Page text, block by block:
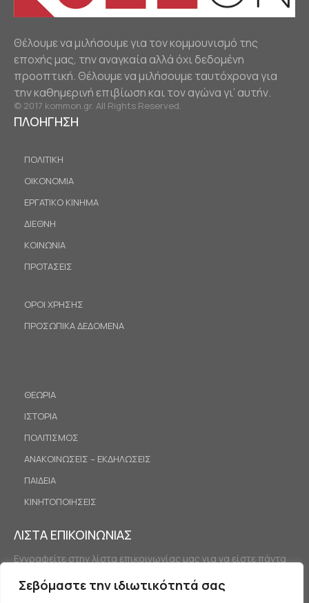
Σεβόμαστε την ιδιωτικότητά σας
Θέλουμε να μιλήσουμε για τον κομμουνισμό της
εποχής μας, την αναγκαία αλλά όχι δεδομένη
προοπτική. Θέλουμε να μιλήσουμε ταυτόχρονα για
την καθημερινή επιβίωση και τον αγώνα γι’ αυτήν.
© 2017 kommon.gr. All Rights Reserved.
ΠΛΟΗΓΗΣΗ
ΠΟΛΙΤΙΚΗ
ΟΙΚΟΝΟΜΙΑ
ΕΡΓΑΤΙΚΟ ΚΙΝΗΜΑ
ΔΙΕΘΝΗ
ΚΟΙΝΩΝΙΑ
ΠΡΟΤΑΣΕΙΣ
ΟΡΟΙ ΧΡΗΣΗΣ
ΠΡΟΣΩΠΙΚΑ ΔΕΔΟΜΕΝΑ
ΘΕΩΡΙΑ
ΙΣΤΟΡΙΑ
ΠΟΛΙΤΙΣΜΟΣ
ΑΝΑΚΟΙΝΩΣΕΙΣ – ΕΚΔΗΛΩΣΕΙΣ
ΠΑΙΔΕΙΑ
ΚΙΝΗΤΟΠΟΙΗΣΕΙΣ
ΛΙΣΤΑ ΕΠΙΚΟΙΝΩΝΙΑΣ
Εγγραφείτε στην λίστα επικοινωνίας μας για να είστε πάντα